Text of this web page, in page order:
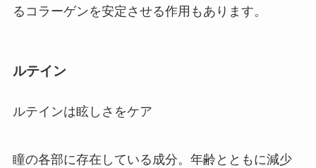
るコラーゲンを安定させる作用もあります。
ルテイン
ルテインは眩しさをケア
瞳の各部に存在している成分。年齢とともに減少